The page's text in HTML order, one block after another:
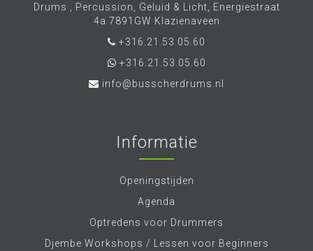
Drums , Percussion, Geluid & Licht, Energiestraat
4a 7891GW Klazienaveen
+316.21.53.05.60
+316.21.53.05.60
info@busscherdrums.nl
Informatie
Openingstijden
Agenda
Optredens voor Drummers
Djembe Workshops / Lessen voor Beginners